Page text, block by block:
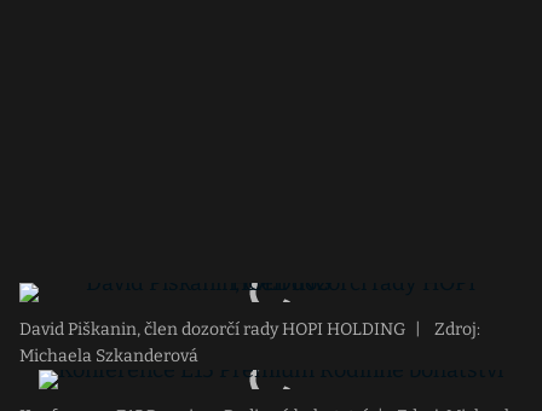
David Piškanin, člen dozorčí rady HOPI HOLDING
Zdroj:
Michaela Szkanderová